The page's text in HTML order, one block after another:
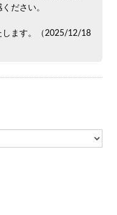
ださい。
します。（2025/12/18